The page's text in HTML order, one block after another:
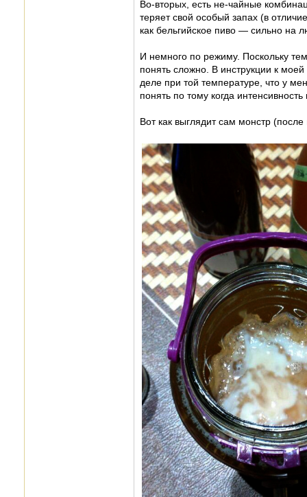
Во-вторых, есть не-чайные
теряет свой особый запах (в
как бельгийское пиво — сильно на
И немного по режиму. Поскольку
понять сложно. В инструкции к
деле при той температуре, что у
понять по тому когда
Вот как выглядит сам монстр